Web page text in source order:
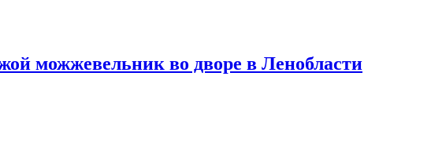
можжевельник во дворе в Ленобласти